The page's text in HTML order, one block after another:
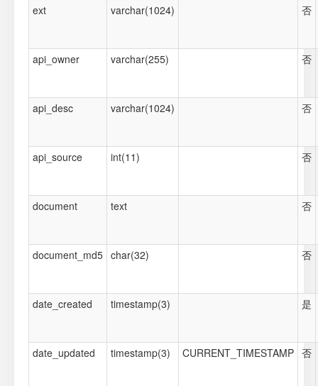
ext varchar(1024) 否
api_owner varchar(255) 否
api_desc varchar(1024) 否
api_source int(11) 否
document text 否
document_md5 char(32) 否
date_created timestamp(3) 是
date_updated timestamp(3) CURRENT_TIMESTAMP 否